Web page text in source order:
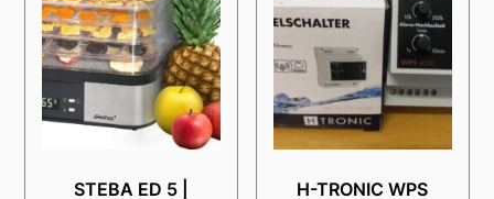
STEBA ED 5 |
H-TRONIC WPS